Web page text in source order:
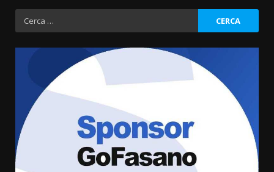
Ricerca
per:
3
Fasanese ferito a colpi di arma
6 Agosto 2026 18:13
Carta d’identità: continua il piano
di aperture straordinarie del